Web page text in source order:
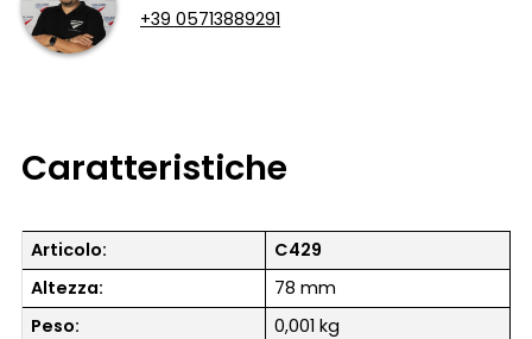
+39 05713889291
Caratteristiche
Articolo:
C429
Altezza:
78 mm
Peso:
0,001 kg